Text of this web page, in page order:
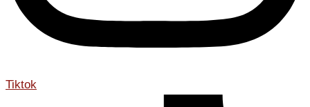
Tiktok